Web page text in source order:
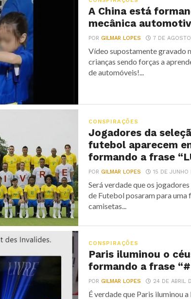
A China está
mecânica
PORGILMAR LOPES 7 DE
Vídeo supostamente gravado
crianças sendo forças a
de automóveis!...
CONSPIRAÇÕES
Jogadores da
futebol aparecem
formando a frase
PORGILMAR LOPES 15 DE JUNHO
Será verdade que os
de Futebol posaram para uma
camisetas...
CONSPIRAÇÕES
Paris iluminou o
formando a frase
PORGILMAR LOPES 24 DE ABRIL
É verdade que Paris iluminou